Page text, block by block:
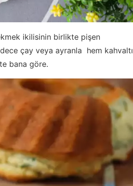
ikilisinin birlikte pişen
çay veya ayranla hem kahvaltı
bana göre.